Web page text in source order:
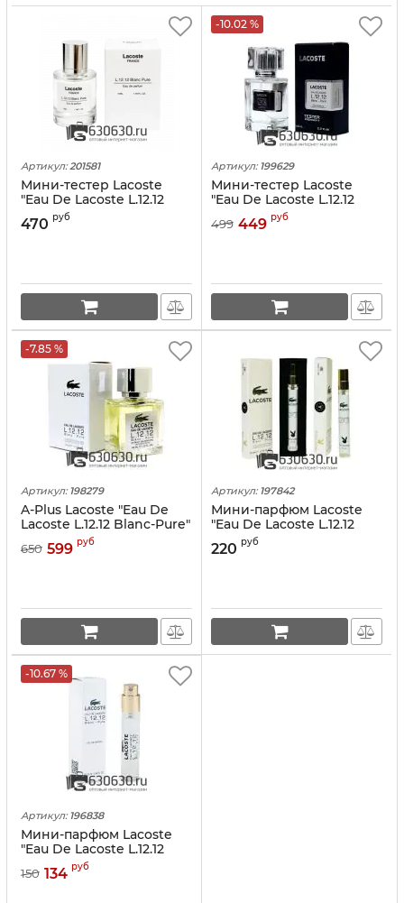
Артикул: 201581
Мини-тестер Lacoste
"Eau De Lacoste L.12.12
Blanc-Pure" 35 ml
470 руб
-10.02 %
Артикул: 199629
Мини-тестер Lacoste
"Eau De Lacoste L.12.12
Blanc-Pure" 63 ml
499 449 руб
-7.85 %
Артикул: 198279
A-Plus Lacoste "Eau De
Lacoste L.12.12 Blanc-Pure"
650 599 руб
Артикул: 197842
Мини-парфюм Lacoste
"Eau De Lacoste L.12.12
Blanc-Pure" 10 ml
PHEROMON
220 руб
-10.67 %
Артикул: 196838
Мини-парфюм Lacoste
"Eau De Lacoste L.12.12
Blanc-Pure" 12 ml
150 134 руб